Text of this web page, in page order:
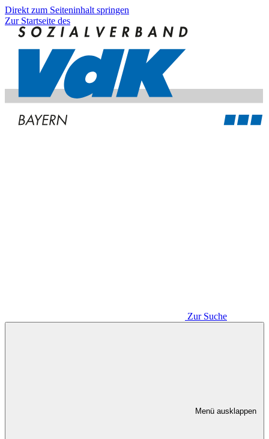
Direkt zum Seiteninhalt springen
Zur Startseite des
Zur Suche
Menü ausklappen